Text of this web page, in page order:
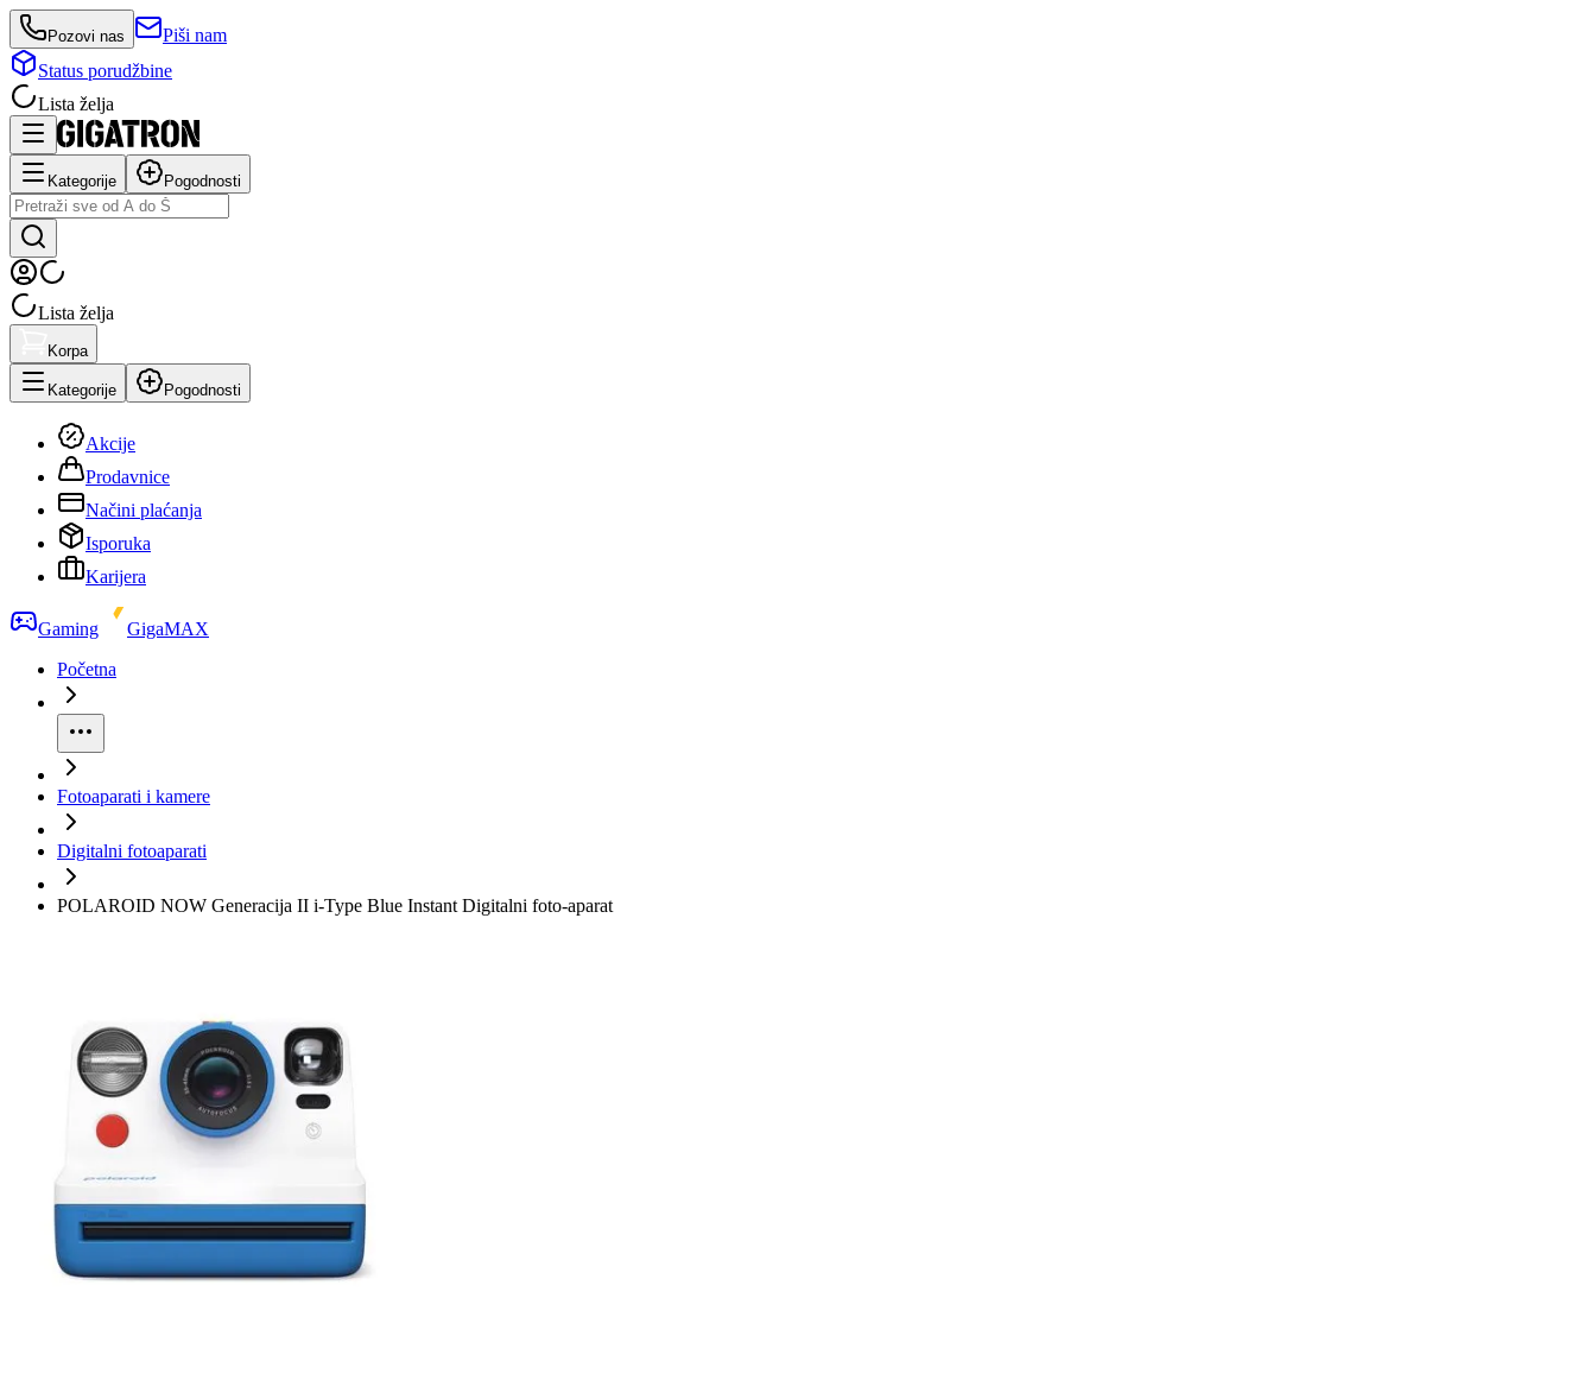
Pozovi nas
Piši nam
Status porudžbine
Lista želja
Kategorije Pogodnosti
Lista želja
Korpa
Kategorije Pogodnosti
Akcije
Prodavnice
Načini plaćanja
Isporuka
Karijera
Gaming
GigaMAX
Početna
Fotoaparati i kamere
Digitalni fotoaparati
POLAROID NOW Generacija II i-Type Blue Instant Digitalni foto-aparat